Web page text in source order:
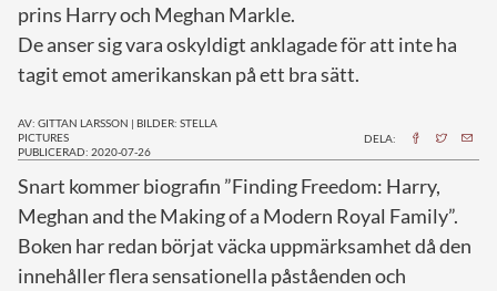
prins Harry och Meghan Markle.
De anser sig vara oskyldigt anklagade för att inte ha
tagit emot amerikanskan på ett bra sätt.
AV: GITTAN LARSSON | BILDER: STELLA
PICTURES
PUBLICERAD: 2020-07-26
DELA:
Snart kommer biografin ”Finding Freedom: Harry,
Meghan and the Making of a Modern Royal Family”.
Boken har redan börjat väcka uppmärksamhet då den
innehåller flera sensationella påståenden och